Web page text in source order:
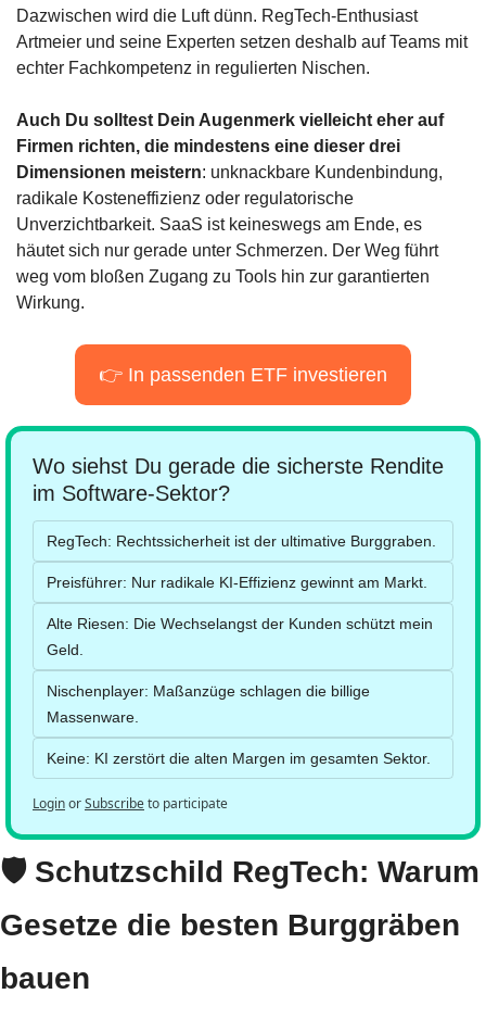
Dazwischen wird die Luft dünn. RegTech-Enthusiast
Artmeier und seine Experten setzen deshalb auf Teams mit
echter Fachkompetenz in regulierten Nischen.
Auch Du solltest Dein Augenmerk vielleicht eher auf
Firmen richten, die mindestens eine dieser drei
Dimensionen meistern: unknackbare Kundenbindung,
radikale Kosteneffizienz oder regulatorische
Unverzichtbarkeit. SaaS ist keineswegs am Ende, es
häutet sich nur gerade unter Schmerzen. Der Weg führt
weg vom bloßen Zugang zu Tools hin zur garantierten
Wirkung.
👉 In passenden ETF investieren
Wo siehst Du gerade die sicherste Rendite
im Software-Sektor?
RegTech: Rechtssicherheit ist der ultimative Burggraben.
Preisführer: Nur radikale KI-Effizienz gewinnt am Markt.
Alte Riesen: Die Wechselangst der Kunden schützt mein
Geld.
Nischenplayer: Maßanzüge schlagen die billige
Massenware.
Keine: KI zerstört die alten Margen im gesamten Sektor.
LoginorSubscribeto participate
🛡️ Schutzschild RegTech: Warum
Gesetze die besten Burggräben
bauen